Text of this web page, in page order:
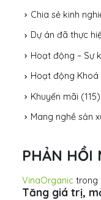
Chia sẻ kinh
Dự án đã thực
Hoạt động – Sự
Hoạt động Khoá
Khuyến mãi (115)
Mang nghề sản
PHẢN HỒI
VinaOrganic trong
Tăng giá trị,